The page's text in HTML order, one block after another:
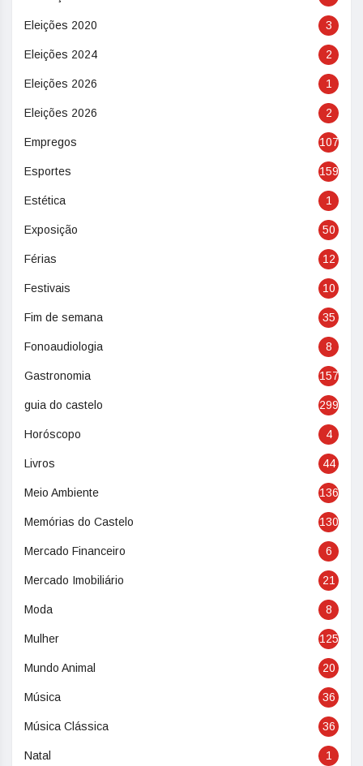
Eleições 2020 3
Eleições 2024 2
Eleições 2026 1
Eleições 2026 2
Empregos 107
Esportes 159
Estética 1
Exposição 50
Férias 12
Festivais 10
Fim de semana 35
Fonoaudiologia 8
Gastronomia 157
guia do castelo 299
Horóscopo 4
Livros 44
Meio Ambiente 136
Memórias do Castelo 130
Mercado Financeiro 6
Mercado Imobiliário 21
Moda 8
Mulher 125
Mundo Animal 20
Música 36
Música Clássica 36
Natal 1